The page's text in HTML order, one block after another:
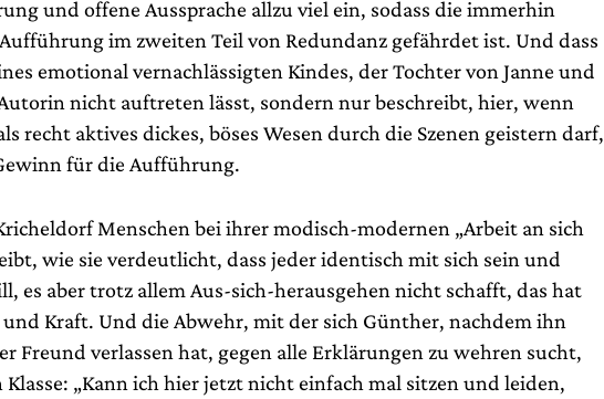
und offene Aussprache allzu viel ein, sodass die immerhin
im zweiten Teil von Redundanz gefährdet ist. Und dass
emotional vernachlässigten Kindes, der Tochter von Janne und
nicht auftreten lässt, sondern nur beschreibt, hier, wenn
recht aktives dickes, böses Wesen durch die Szenen geistern darf,
für die Aufführung.
Menschen bei ihrer modisch-modernen „Arbeit an sich
wie sie verdeutlicht, dass jeder identisch mit sich sein und
es aber trotz allem Aus-sich-herausgehen nicht schafft, das hat
Kraft. Und die Abwehr, mit der sich Günther, nachdem ihn
Freund verlassen hat, gegen alle Erklärungen zu wehren sucht,
„Kann ich hier jetzt nicht einfach mal sitzen und leiden,